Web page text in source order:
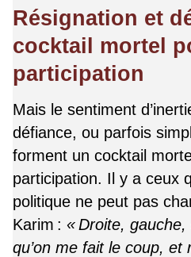
Résignation et
cocktail mortel
participation
Mais le sentiment
défiance, ou parfois
forment un cocktail
participation. Il y a ceux
politique ne peut pas
Karim : « Droite,
qu’on me fait le coup, et